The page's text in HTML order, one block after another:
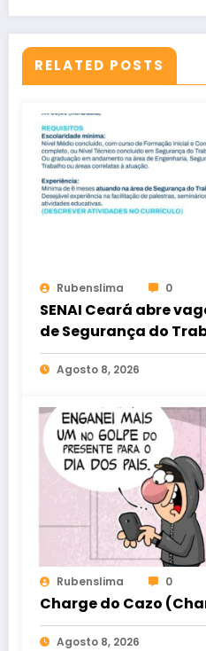
RELATED POSTS
Rubenslima 0
SENAI Ceará abre
de Segurança do
Agosto 8, 2026
Rubenslima 0
Charge do Cazo
Agosto 8, 2026